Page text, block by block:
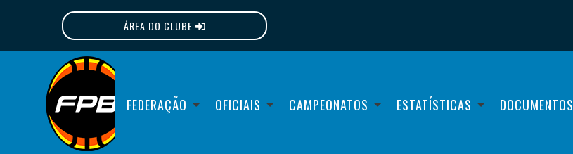
ÁREA DO CLUBE
FEDERAÇÃO OFICIAIS CAMPEONATOS ESTATÍSTICAS DOCUMENTOS